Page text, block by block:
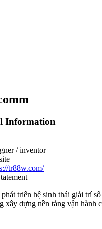
Information
/ inventor
tr88w.com/
phát triển hệ sinh thái giải trí
xây dựng nền tảng vận hành